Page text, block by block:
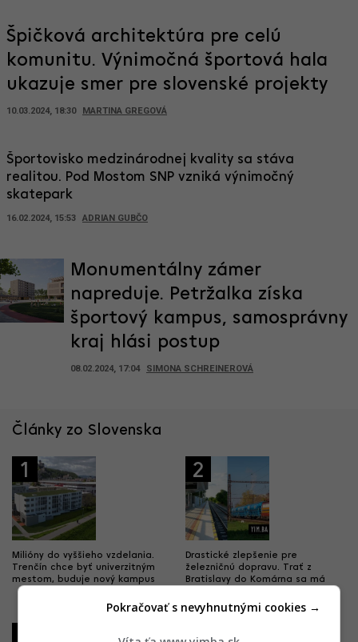
Špičková architektúra pre celú
komunitu. Výnimočná športová hala
ukazuje smer pre slovenské projekty
10.03.2024, 18:30 MARTINA GREGOVÁ
Športovisko medzinárodnej kvality sa stáva
realitou. Pod Mostom SNP vzniká výnimočný
skatepark
16.02.2024, 15:53 ADRIAN GUBČO
Monumentálny zámer
napreduje. Petržalka získa
športový kampus, samosprávny
kraj hlási postup
08.02.2024, 17:04 SIMONA SCHREINEROVÁ
Články zo Slovenska
1
Milióny do vyššieho vzdelania.
Trenčín chce byť univerzitným
mestom, buduje nový kampus
2
Drastické zlepšenie pre
železničnú dopravu. Trať z
Bratislavy do Komárna sa má
kapacita
4
Pokračovať s nevyhnutnými cookies →